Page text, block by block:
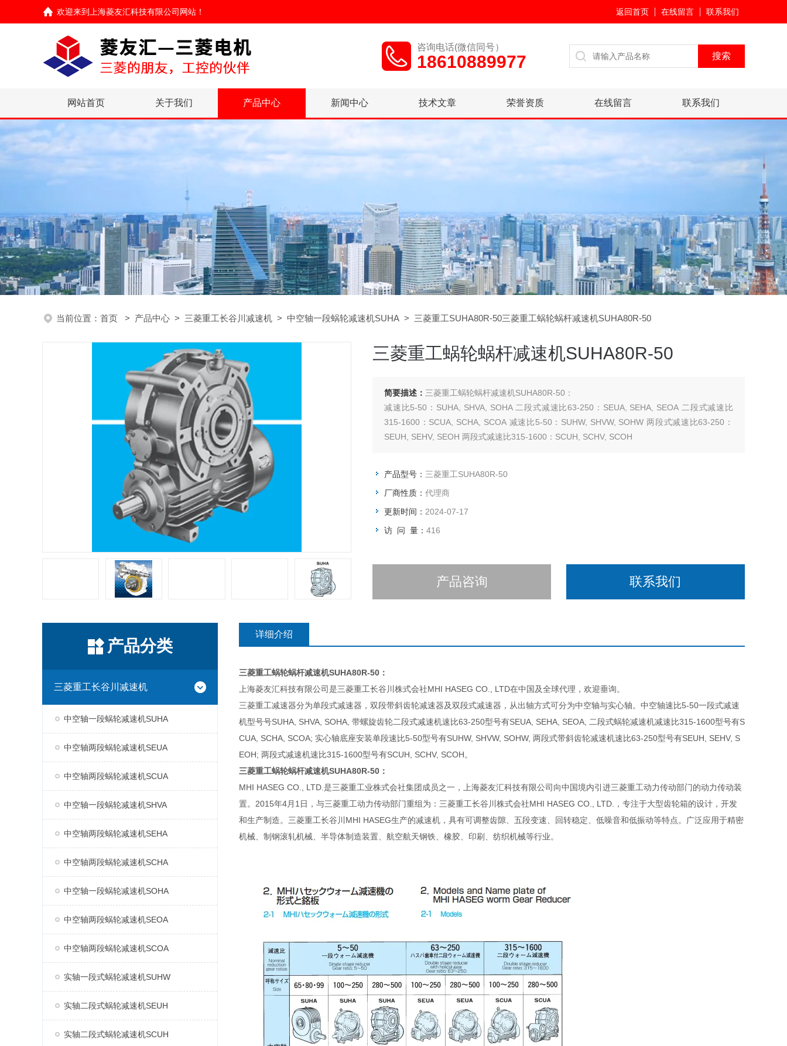
欢迎来到 上海菱友汇科技有限公司网站 ！ 返回首页 在线留言 联系我们
咨询电话(微信同号）
18610889977
网站首页 关于我们 产品中心 新闻中心 技术文章 荣誉资质 在线留言 联系我们
当前位置： 首页 > 产品中心 > 三菱重工长谷川减速机 > 中空轴一段蜗轮减速机SUHA > 三菱重工SUHA80R-50三菱重工蜗轮蜗杆减速机SUHA80R-50
三菱重工蜗轮蜗杆减速机SUHA80R-50
简要描述： 三菱重工蜗轮蜗杆减速机SUHA80R-50：
减速比5-50：SUHA, SHVA, SOHA 二段式减速比63-250：SEUA, SEHA, SEOA 二段式减速比
315-1600：SCUA, SCHA, SCOA 减速比5-50：SUHW, SHVW, SOHW 两段式减速比63-250：
SEUH, SEHV, SEOH 两段式减速比315-1600：SCUH, SCHV, SCOH
产品型号： 三菱重工SUHA80R-50
厂商性质： 代理商
更新时间： 2024-07-17
访 问 量： 416
产品咨询 联系我们
产品分类
三菱重工长谷川减速机
中空轴一段蜗轮减速机SUHA
中空轴两段蜗轮减速机SEUA
中空轴两段蜗轮减速机SCUA
中空轴一段蜗轮减速机SHVA
中空轴两段蜗轮减速机SEHA
中空轴两段蜗轮减速机SCHA
中空轴一段蜗轮减速机SOHA
中空轴两段蜗轮减速机SEOA
中空轴两段蜗轮减速机SCOA
实轴一段式蜗轮减速机SUHW
实轴二段式蜗轮减速机SEUH
实轴二段式蜗轮减速机SCUH
详细介绍
三菱重工蜗轮蜗杆减速机SUHA80R-50：
上海菱友汇科技有限公司是三菱重工长谷川株式会社MHI HASEG CO., LTD在中国及全球代理，欢迎垂询。
三菱重工减速器分为单段式减速器，双段带斜齿轮减速器及双段式减速器，从出轴方式可分为中空轴与实心轴。中空轴速比5-50一段式减速
机型号号SUHA, SHVA, SOHA, 带螺旋齿轮二段式减速机速比63-250型号有SEUA, SEHA, SEOA, 二段式蜗轮减速机减速比315-1600型号有S
CUA, SCHA, SCOA; 实心轴底座安装单段速比5-50型号有SUHW, SHVW, SOHW, 两段式带斜齿轮减速机速比63-250型号有SEUH, SEHV, S
EOH; 两段式减速机速比315-1600型号有SCUH, SCHV, SCOH。
三菱重工蜗轮蜗杆减速机SUHA80R-50：
MHI HASEG CO., LTD.是三菱重工业株式会社集团成员之一，上海菱友汇科技有限公司向中国境内引进三菱重工动力传动部门的动力传动装
置。2015年4月1日，与三菱重工动力传动部门重组为：三菱重工长谷川株式会社MHI HASEG CO., LTD.，专注于大型齿轮箱的设计，开发
和生产制造。三菱重工长谷川MHI HASEG生产的减速机，具有可调整齿隙、五段变速、回转稳定、低噪音和低振动等特点。广泛应用于精密
机械、制钢滚轧机械、半导体制造装置、航空航天钢铁、橡胶、印刷、纺织机械等行业。